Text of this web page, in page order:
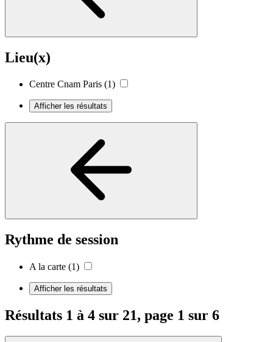
Lieu(x)
Centre Cnam Paris (1)
Afficher les résultats
Rythme de session
A la carte (1)
Afficher les résultats
Résultats 1 à 4 sur 21, page 1 sur 6